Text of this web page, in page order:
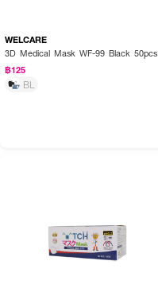
WELCARE
3D Medical Mask WF-99 Black 50pcs
฿125
BL